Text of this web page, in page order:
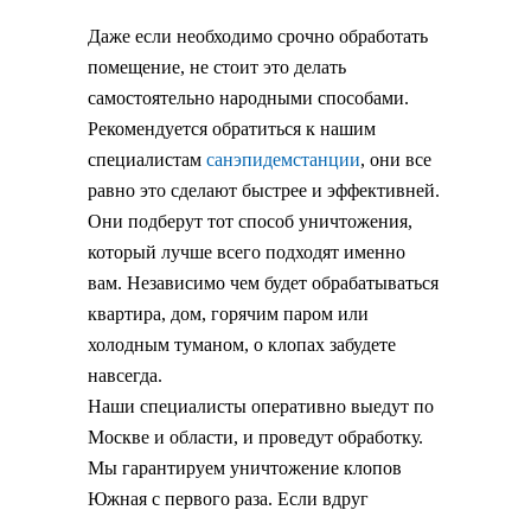
Даже если необходимо срочно обработать
помещение, не стоит это делать
самостоятельно народными способами.
Рекомендуется обратиться к нашим
специалистам санэпидемстанции, они все
равно это сделают быстрее и эффективней.
Они подберут тот способ уничтожения,
который лучше всего подходят именно
вам. Независимо чем будет обрабатываться
квартира, дом, горячим паром или
холодным туманом, о клопах забудете
навсегда.
Наши специалисты оперативно выедут по
Москве и области, и проведут обработку.
Мы гарантируем уничтожение клопов
Южная с первого раза. Если вдруг